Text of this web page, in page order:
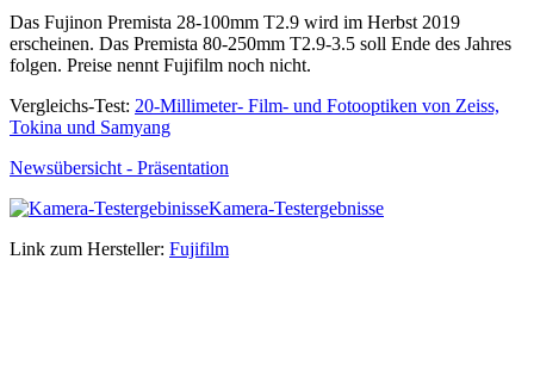
Das Fujinon Premista 28-100mm T2.9 wird im Herbst 2019
erscheinen. Das Premista 80-250mm T2.9-3.5 soll Ende des Jahres
folgen. Preise nennt Fujifilm noch nicht.
Vergleichs-Test: 20-Millimeter- Film- und Fotooptiken von Zeiss,
Tokina und Samyang
Newsübersicht - Präsentation
Kamera-Testergebnisse
Link zum Hersteller: Fujifilm